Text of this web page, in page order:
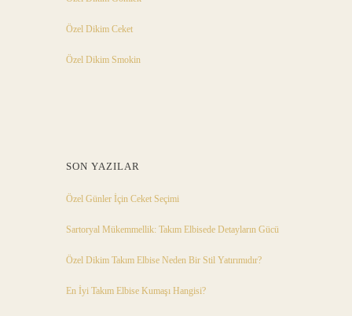
Özel Dikim Ceket
Özel Dikim Smokin
SON YAZILAR
Özel Günler İçin Ceket Seçimi
Sartoryal Mükemmellik: Takım Elbisede Detayların Gücü
Özel Dikim Takım Elbise Neden Bir Stil Yatırımıdır?
En İyi Takım Elbise Kumaşı Hangisi?